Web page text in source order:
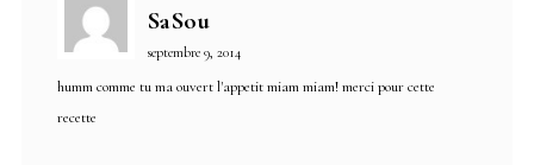
SaSou
septembre 9, 2014
humm comme tu ma ouvert l'appetit miam miam! merci pour cette
recette